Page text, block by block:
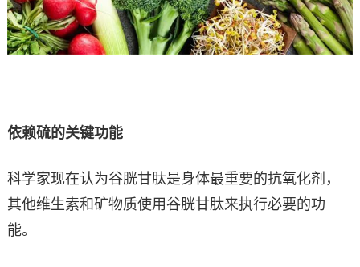
依赖硫的关键功能
科学家现在认为谷胱甘肽是身体最重要的抗氧化剂，
其他维生素和矿物质使用谷胱甘肽来执行必要的功
能。